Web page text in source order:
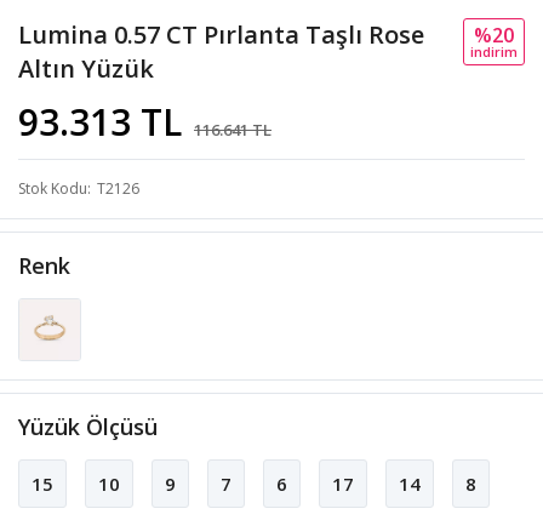
Lumina 0.57 CT Pırlanta Taşlı Rose
Altın Yüzük
93.313 TL 116.641 TL
%20
i̇ndi̇ri̇m
Stok Kodu T2126
Renk
Yüzük Ölçüsü
15 10 9 7 6 17 14 8